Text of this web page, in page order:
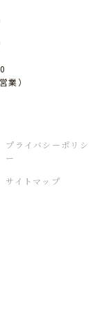
業）
プライバシーポリシ
ー
サイトマップ